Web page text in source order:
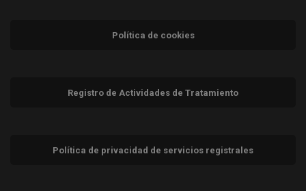
Política de cookies
Registro de Actividades de Tratamiento
Política de privacidad de servicios registrales